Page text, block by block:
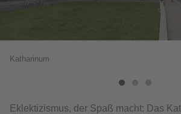
Katharinum
Eklektizismus, der Spaß macht: Das